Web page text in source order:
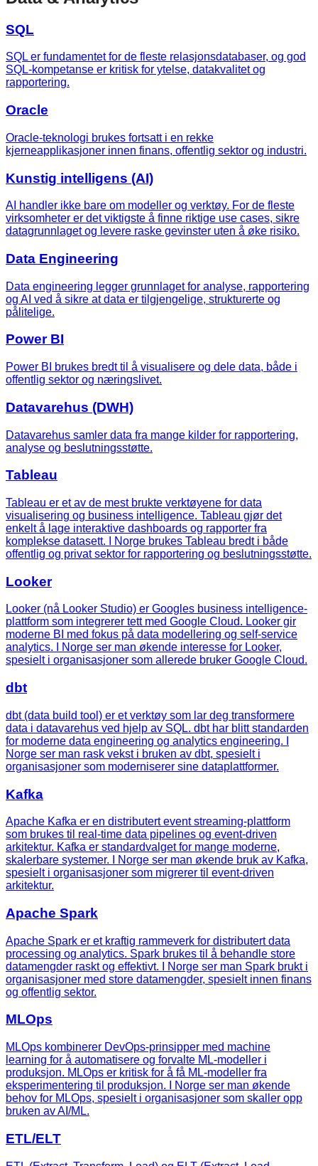
SQL
SQL er fundamentet for de fleste relasjonsdatabaser, og god
SQL-kompetanse er kritisk for ytelse, datakvalitet og
rapportering.
Oracle
Oracle-teknologi brukes fortsatt i en rekke
kjerneapplikasjoner innen finans, offentlig sektor og industri.
Kunstig intelligens (AI)
AI handler ikke bare om modeller og verktøy. For de fleste
virksomheter er det viktigste å finne riktige use cases, sikre
datagrunnlaget og levere raske gevinster uten å øke risiko.
Data Engineering
Data engineering legger grunnlaget for analyse, rapportering
og AI ved å sikre at data er tilgjengelige, strukturerte og
pålitelige.
Power BI
Power BI brukes bredt til å visualisere og dele data, både i
offentlig sektor og næringslivet.
Datavarehus (DWH)
Datavarehus samler data fra mange kilder for rapportering,
analyse og beslutningsstøtte.
Tableau
Tableau er et av de mest brukte verktøyene for data
visualisering og business intelligence. Tableau gjør det
enkelt å lage interaktive dashboards og rapporter fra
komplekse datasett. I Norge brukes Tableau bredt i både
offentlig og privat sektor for rapportering og beslutningsstøtte.
Looker
Looker (nå Looker Studio) er Googles business intelligence-
plattform som integrerer tett med Google Cloud. Looker gir
moderne BI med fokus på data modellering og self-service
analytics. I Norge ser man økende interesse for Looker,
spesielt i organisasjoner som allerede bruker Google Cloud.
dbt
dbt (data build tool) er et verktøy som lar deg transformere
data i datavarehus ved hjelp av SQL. dbt har blitt standarden
for moderne data engineering og analytics engineering. I
Norge ser man rask vekst i bruken av dbt, spesielt i
organisasjoner som moderniserer sine dataplattformer.
Kafka
Apache Kafka er en distributert event streaming-plattform
som brukes til real-time data pipelines og event-driven
arkitektur. Kafka er standardvalget for mange moderne,
skalerbare systemer. I Norge ser man økende bruk av Kafka,
spesielt i organisasjoner som migrerer til event-driven
arkitektur.
Apache Spark
Apache Spark er et kraftig rammeverk for distributert data
processing og analytics. Spark brukes til å behandle store
datamengder raskt og effektivt. I Norge ser man Spark brukt i
organisasjoner med store datamengder, spesielt innen finans
og offentlig sektor.
MLOps
MLOps kombinerer DevOps-prinsipper med machine
learning for å automatisere og forvalte ML-modeller i
produksjon. MLOps er kritisk for å få ML-modeller fra
eksperimentering til produksjon. I Norge ser man økende
behov for MLOps, spesielt i organisasjoner som skaller opp
bruken av AI/ML.
ETL/ELT